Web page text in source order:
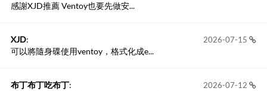
感謝XJD推薦 Ventoy也要先做安...
2026-07-15
XJD:
可以將隨身碟使用ventoy，格式化成e...
2026-07-12
布丁布丁吃布丁: